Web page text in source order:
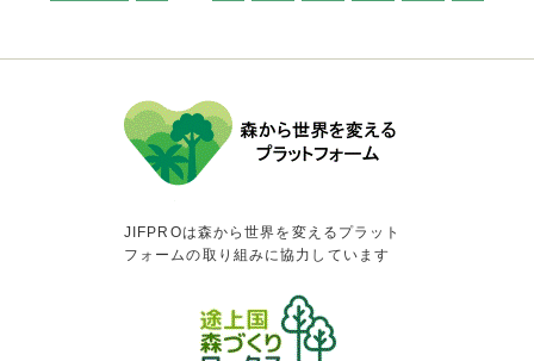
JIFPROは森から世界を変えるプラット
フォームの取り組みに協力しています